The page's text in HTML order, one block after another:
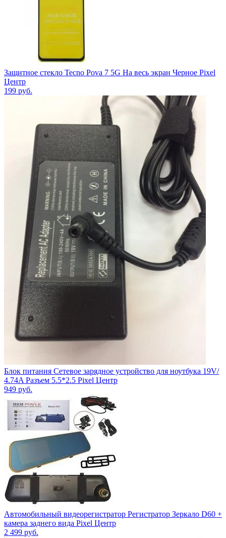
Защитное стекло Tecno Pova 7 5G На весь экран Черное Pixel
Центр
199 руб.
Блок питания Сетевое зарядное устройство для ноутбука 19V/
4.74A Разъем 5.5*2.5 Pixel Центр
949 руб.
Автомобильный видеорегистратор Регистратор Зеркало D60 +
камера заднего вида Pixel Центр
2 499 руб.